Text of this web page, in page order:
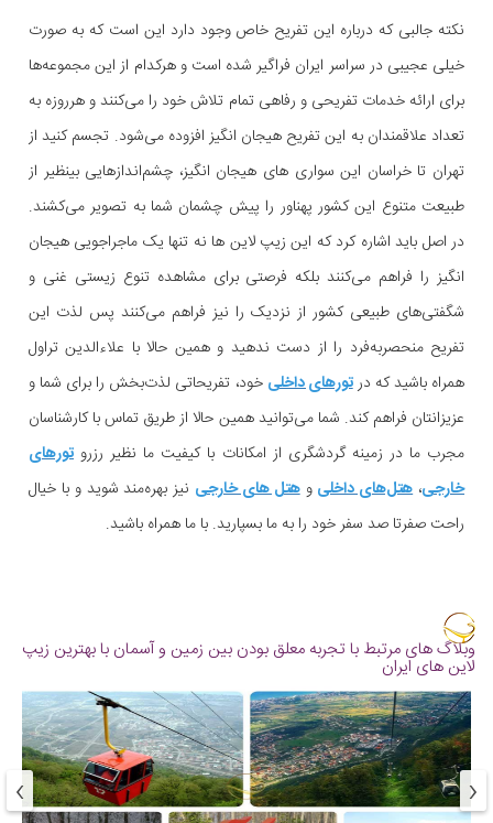
نکته جالبی که درباره این تفریح خاص وجود دارد این است که به صورت
خیلی عجیبی در سراسر ایران فراگیر شده است و هرکدام از این مجموعه‌ها
برای ارائه خدمات تفریحی و رفاهی تمام تلاش خود را می‌کنند و هرروزه به
تعداد علاقمندان به این تفریح هیجان انگیز افزوده می‌شود. تجسم کنید از
تهران تا خراسان این سواری های هیجان انگیز، چشم‌اندازهایی بینظیر از
طبیعت متنوع این کشور پهناور را پیش چشمان شما به تصویر می‌کشند.
در اصل باید اشاره کرد که این زیپ لاین ها نه تنها یک ماجراجویی هیجان
انگیز را فراهم می‌کنند بلکه فرصتی برای مشاهده تنوع زیستی غنی و
شگفتی‌های طبیعی کشور از نزدیک را نیز فراهم می‌کنند پس لذت این
تفریح منحصربه‌فرد را از دست ندهید و همین حالا با علاءالدین تراول
همراه باشید که درتورهای داخلی خود، تفریحاتی لذت‌بخش را برای شما و
عزیزانتان فراهم کند. شما می‌توانید همین حالا از طریق تماس با کارشناسان
مجرب ما در زمینه گردشگری از امکانات با کیفیت ما نظیر رزرو تورهای
خارجی،هتل‌های داخلی وهتل های خارجی نیز بهره‌مند شوید و با خیال
راحت صفرتا صد سفر خود را به ما بسپارید. با ما همراه باشید.
وبلاگ های مرتبط با تجربه معلق بودن بین زمین و آسمان با بهترین زیپ
لاین های ایران
‹
›